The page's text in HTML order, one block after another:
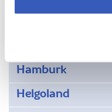
Hamburk
Helgoland